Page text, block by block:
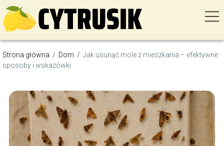
Strona główna / Dom / Jak usunąć mole z mieszkania – efektywne
sposoby i wskazówki